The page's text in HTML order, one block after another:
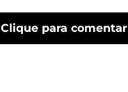
Clique para comentar